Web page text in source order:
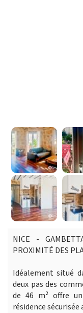
NICE -
PROXIMITÉ DES
Idéalement situé
deux pas des
de 46 m² offre
résidence sécurisée